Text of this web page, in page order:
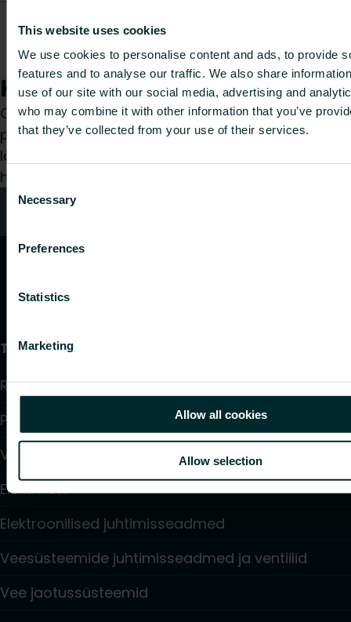
This website uses cookies
We use cookies to personalise content and ads, to provide
features and to analyse our traffic. We also share
use of our site with our social media, advertising and
who may combine it with other information that you’ve
that they’ve collected from your use of their services.
Selection
Necessary
Preferences
Statistics
Marketing
Allow all cookies
Allow selection
AZ02BS1WEM817H01
brackets
22, 33
Kuidas saame teid aidata?
Olenemata sellest, kas olete spetsialist,
paigaldaja, arhitekt, planeerija, hulgimüüja või
lõppkasutaja, valige kategooria ja me vastame
hea meelega teie päringule.
Kontaktid
Tooted
Radiaatorid ja vannitoaradiaatorid
Põrandaküte ja jahutus
Ventilaatoriga konvektorid
Elektriküte
Elektroonilised juhtimisseadmed
Veesüsteemide juhtimisseadmed ja ventiilid
Vee jaotussüsteemid